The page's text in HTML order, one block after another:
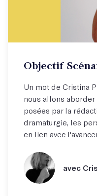
Objectif
Un mot de Cristina
nous allons
posées par la
dramaturgie, les
en lien avec
avec